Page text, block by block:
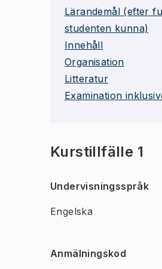
Lärandemål (efter
studenten kunna)
Innehåll
Organisation
Litteratur
Examination
Kurstillfälle 1
Undervisningsspråk
Engelska
Anmälningskod